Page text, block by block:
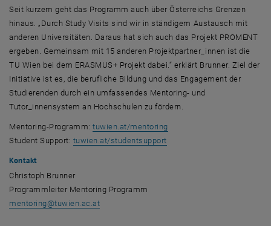
Seit kurzem geht das Programm auch über Österreichs Grenzen
hinaus. „Durch Study Visits sind wir in ständigem Austausch mit
anderen Universitäten. Daraus hat sich auch das Projekt PROMENT
ergeben. Gemeinsam mit 15 anderen Projektpartner_innen ist die
TU Wien bei dem ERASMUS+ Projekt dabei.“ erklärt Brunner. Ziel der
Initiative ist es, die berufliche Bildung und das Engagement der
Studierenden durch ein umfassendes Mentoring- und
Tutor_innensystem an Hochschulen zu fördern.
Mentoring-Programm:tuwien.at/mentoring, öffnet eine externe URL in
Student Support: tuwien.at/studentsupport, öffnet eine externe URL in
Kontakt
Christoph Brunner
Programmleiter Mentoring Programm
mentoring@tuwien.ac.at